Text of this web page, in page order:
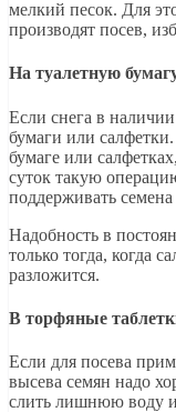
мелкий песок. Для
производят посев,
На туалетную
Если снега в
бумаги или
бумаге или
суток такую
поддерживать
Надобность в
только тогда, когда
разложится.
В торфяные
Если для посева
высева семян надо
слить лишнюю воду и